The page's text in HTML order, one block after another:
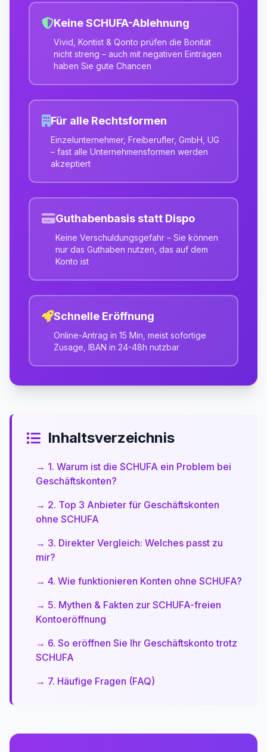
Keine SCHUFA-Ablehnung
Vivid, Kontist & Qonto prüfen die Bonität
nicht streng – auch mit negativen Einträgen
haben Sie gute Chancen
Für alle Rechtsformen
Einzelunternehmer, Freiberufler, GmbH, UG
– fast alle Unternehmensformen werden
akzeptiert
Guthabenbasis statt Dispo
Keine Verschuldungsgefahr – Sie können
nur das Guthaben nutzen, das auf dem
Konto ist
Schnelle Eröffnung
Online-Antrag in 15 Min, meist sofortige
Zusage, IBAN in 24-48h nutzbar
Inhaltsverzeichnis
→ 1. Warum ist die SCHUFA ein Problem bei
Geschäftskonten?
→ 2. Top 3 Anbieter für Geschäftskonten
ohne SCHUFA
→ 3. Direkter Vergleich: Welches passt zu
mir?
→ 4. Wie funktionieren Konten ohne SCHUFA?
→ 5. Mythen & Fakten zur SCHUFA-freien
Kontoeröffnung
→ 6. So eröffnen Sie Ihr Geschäftskonto trotz
SCHUFA
→ 7. Häufige Fragen (FAQ)